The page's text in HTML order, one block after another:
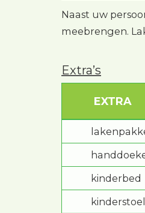
Naast uw
meebrengen.
Extra’s
EXTRA
kinderbed
kinderstoel